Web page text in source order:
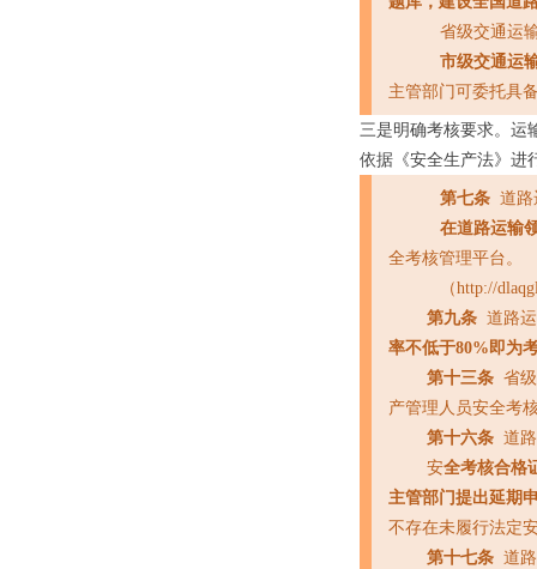
省级交通运
市级交通运
主管部门可委托具
三是明确考核要求。运
依据《安全生产法》进
第七条 道路
在道路运输
全考核管理平台。
（http://
第九条道路
率不低于80%即为
第十三条省
产管理人员安全考
第十六条 道
安全考核合格
主管部门提出延期
不存在未履行法定
第十七条道